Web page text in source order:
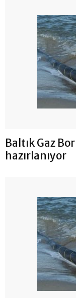
Baltık Gaz
hazırlanıyor